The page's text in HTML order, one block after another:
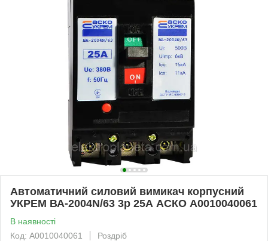
Автоматичний силовий вимикач корпусний
УКРЕМ ВА-2004N/63 3р 25А АСКО A0010040061
В наявності
Код: A0010040061
Роздріб